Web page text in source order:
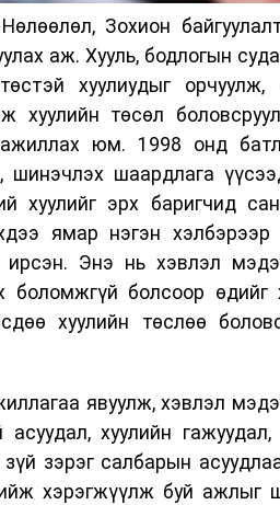
Зохион
аж. Хууль, бодлогын
хуулиудыг орчуулж,
хуулийн төсөл
юм. 1998 онд
шинэчлэх шаардлага
хуулийг эрх баригчид
ямар нэгэн хэлбэрээр
ирсэн. Энэ нь хэвлэл
боломжгүй болсоор өдийг
хуулийн төслөө
явуулж, хэвлэл
хуулийн гажуудал,
зэрэг салбарын
хэрэгжүүлж буй ажлыг